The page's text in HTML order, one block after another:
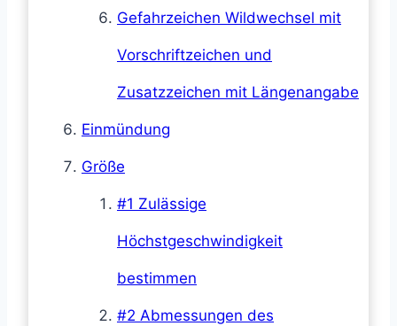
Gefahrzeichen Wildwechsel mit
Vorschriftzeichen und
Zusatzzeichen mit Längenangabe
Einmündung
Größe
#1 Zulässige
Höchstgeschwindigkeit
bestimmen
#2 Abmessungen des